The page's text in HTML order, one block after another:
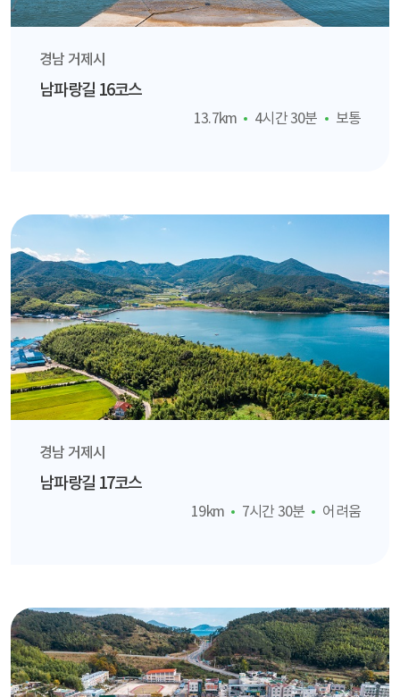
경남 거제시
남파랑길 16코스
13.7km 4시간 30분 보통
경남 거제시
남파랑길 17코스
19km 7시간 30분 어려움